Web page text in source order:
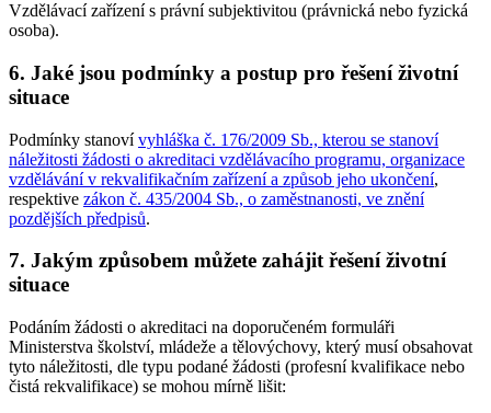
Vzdělávací zařízení s právní subjektivitou (právnická nebo fyzická
osoba).
6. Jaké jsou podmínky a postup pro řešení životní
situace
Podmínky stanovívyhláška č. 176/2009 Sb., kterou se stanoví
náležitosti žádosti o akreditaci vzdělávacího programu, organizace
vzdělávání v rekvalifikačním zařízení a způsob jeho ukončení,
respektive zákon č. 435/2004 Sb., o zaměstnanosti, ve znění
pozdějších předpisů.
7. Jakým způsobem můžete zahájit řešení životní
situace
Podáním žádosti o akreditaci na doporučeném formuláři
Ministerstva školství, mládeže a tělovýchovy, který musí obsahovat
tyto náležitosti, dle typu podané žádosti (profesní kvalifikace nebo
čistá rekvalifikace) se mohou mírně lišit: